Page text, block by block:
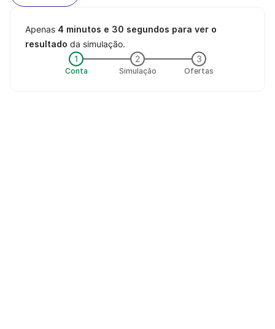
Apenas 4 minutos e 30 segundos para ver o
resultado da simulação.
1
Conta
2
Simulação
3
Ofertas